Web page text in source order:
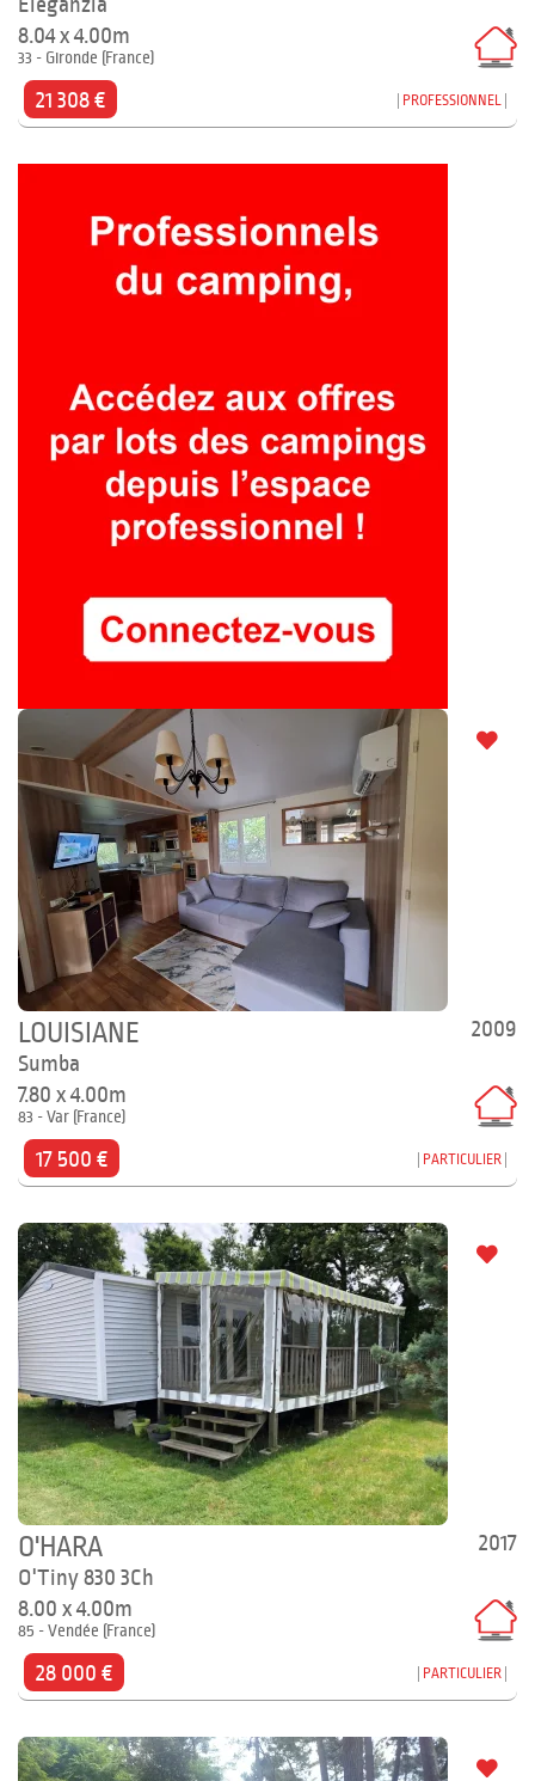
8.04 x 4.00m
33 - Gironde (France)
21 308 € PROFESSIONNEL
2009
LOUISIANE
Sumba
7.80 x 4.00m
83 - Var (France)
17 500 € PARTICULIER
2017
O'HARA
O'Tiny 830 3Ch
8.00 x 4.00m
85 - Vendée (France)
28 000 € PARTICULIER